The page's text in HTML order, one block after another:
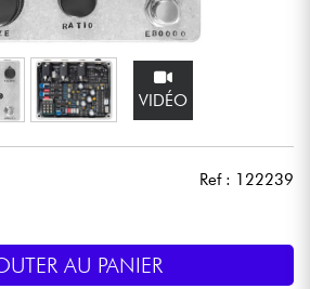
VIDÉO
Ref : 122239
AU PANIER